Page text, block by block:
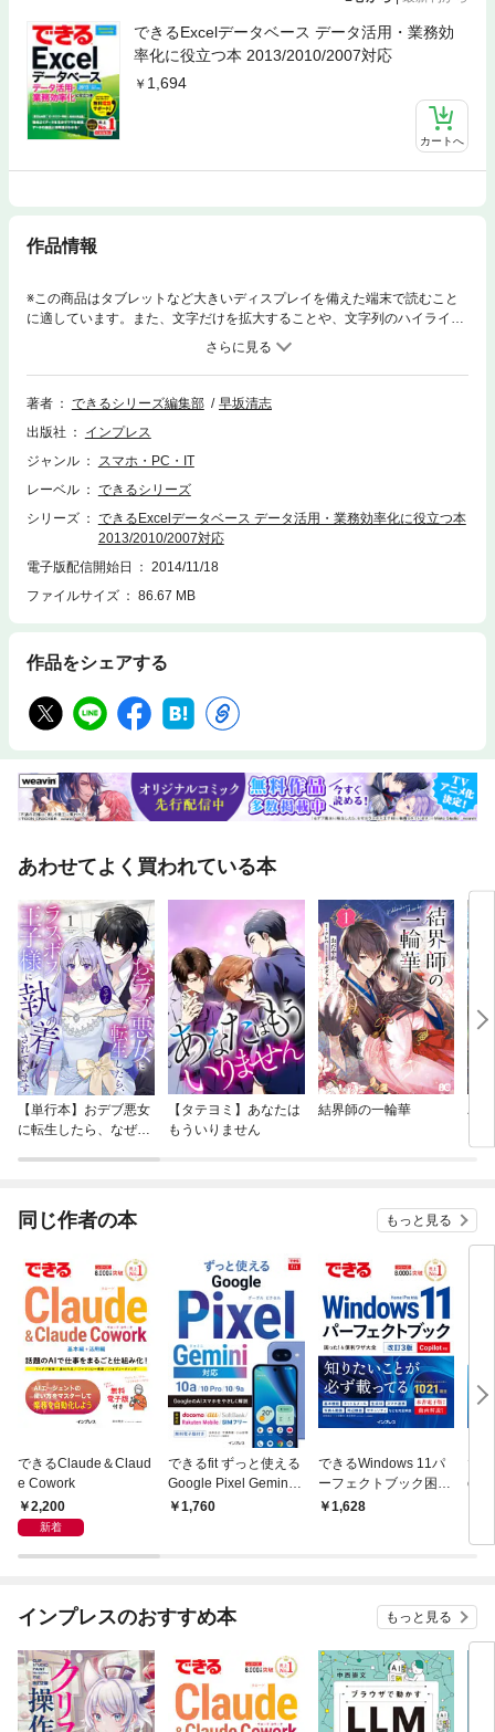
できるExcelデータベース データ活用・業務効
率化に役立つ本 2013/2010/2007対応
1,694
カートへ
作品情報
※この商品はタブレットなど大きいディスプレイを備えた端末で読むこと
に適しています。また、文字だけを拡大することや、文字列のハイライ
ト、検索、辞書の参照、引用などの機能が使用できません。パソコン解説
書の定番「できるシリーズ」から、業務効率を大きく向上させるExcelを
使ったデータベースの解説書が登場！ Excelのテーブル機能などを駆使し
た検索、集計、分析方法を多数掲載。「こんなやり方があったのか！」と
計と分析を行えるピボットテーブルや、大量データの一括処理で重宝する
マクロ（VBA）を活用したデータベースの処理も紹介。基本操作を丁寧に
す。
著者 できるシリーズ編集部
早坂清志
出版社
インプレス
ジャンル
スマホ・PC・IT
レーベル
できるシリーズ
シリーズ
できるExcelデータベース データ活用・業務効率化に役立つ本
2013/2010/2007対応
電子版配信開始日
2014/11/18
ファイルサイズ
86.67 MB
作品をシェアする
あわせてよく買われている本
【単行本】おデブ悪女
に転生したら、なぜか
【タテヨミ】あなたは
もういりません
結界師の一輪華
バ
今
同じ作者の本 もっと見る
できるClaude＆Claud
e Cowork
2,200
新着
できるfit ずっと使える
Google Pixel Gemini
対応 10a/10 Pro/10/9a
1,760
できるWindows 11パ
ーフェクトブック困っ
た！＆便利ワザ大全 改
1,628
で
e
インプレスのおすすめ本 もっと見る